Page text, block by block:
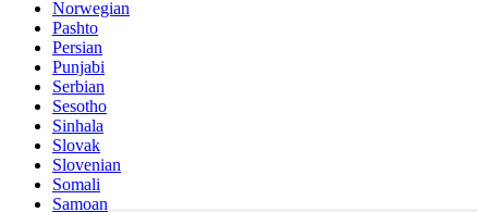
Norwegian
Pashto
Persian
Punjabi
Serbian
Sesotho
Sinhala
Slovak
Slovenian
Somali
Samoan